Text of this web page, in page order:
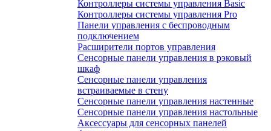
Контроллеры системы управления Basic
Контроллеры системы управления Pro
Панели управления с беспроводным
подключением
Расширители портов управления
Сенсорные панели управления в рэковый
шкаф
Сенсорные панели управления
встраиваемые в стену
Сенсорные панели управления настенные
Сенсорные панели управления настольные
Аксессуары для сенсорных панелей